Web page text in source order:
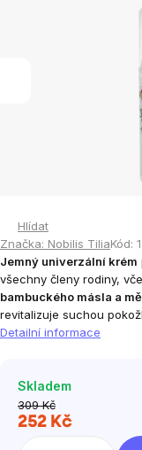
Hlídat
Značka: Nobilis TiliaKód:
Jemný univerzální krém
všechny členy rodiny,
bambuckého másla a
revitalizuje suchou
Detailní informace
Skladem
309 Kč
252 Kč